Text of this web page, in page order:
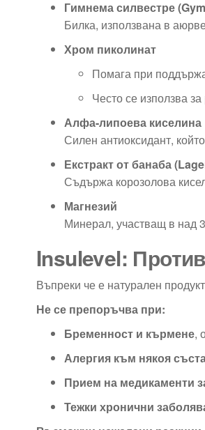
Гимнема силвестре
Билка, използвана в
Хром пиколинат
Помага при
Често се използва
Алфа-липоева киселина
Силен антиоксидант,
Екстракт от банаба
Съдържа корозолова
Магнезий
Минерал, участващ в над
Insulevel:
Въпреки че е натурален
Не се препоръчва при:
Бременност и кърмене,
Алергия към някоя
Прием на медикаменти
Тежки хронични